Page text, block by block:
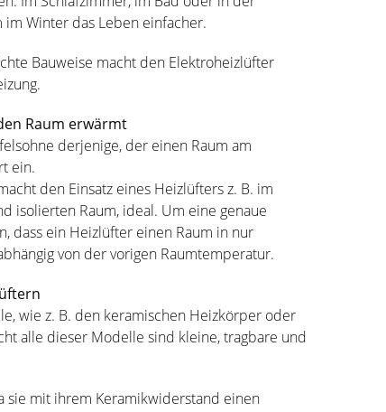
Winter das Leben einfacher.
Bauweise macht den Elektroheizlüfter
Raum erwärmt
derjenige, der einen Raum am
ein.
den Einsatz eines Heizlüfters z. B. im
isolierten Raum, ideal. Um eine genaue
dass ein Heizlüfter einen Raum in nur
von der vorigen Raumtemperatur.
wie z. B. den keramischen Heizkörper oder
alle dieser Modelle sind kleine, tragbare und
sie mit ihrem Keramikwiderstand einen